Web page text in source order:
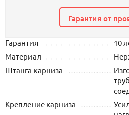
Гарантия от
Гарантия
10
Материал
Штанга карниза
Крепление карниза